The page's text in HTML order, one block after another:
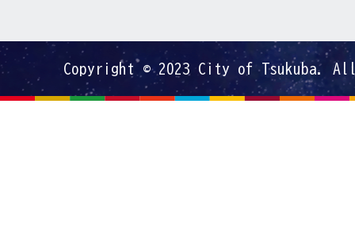
Copyright © 2023 City of Tsukuba.